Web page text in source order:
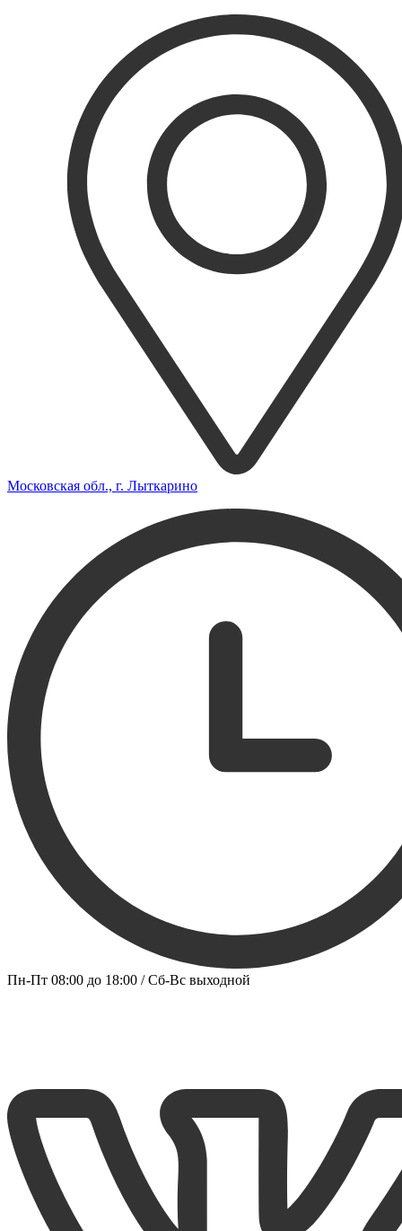
Московская обл., г. Лыткарино
Пн-Пт 08:00 до 18:00 / Сб-Вс выходной